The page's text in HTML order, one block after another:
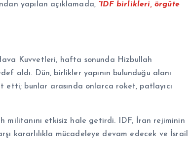
yapılan açıklamada, “IDF birlikleri, örgüte
Kuvvetleri, hafta sonunda Hizbullah
aldı. Dün, birlikler yapının bulunduğu alanı
etti; bunlar arasında onlarca roket, patlayıcı
militanını etkisiz hale getirdi. IDF, İran rejiminin
kararlılıkla mücadeleye devam edecek ve İsrail